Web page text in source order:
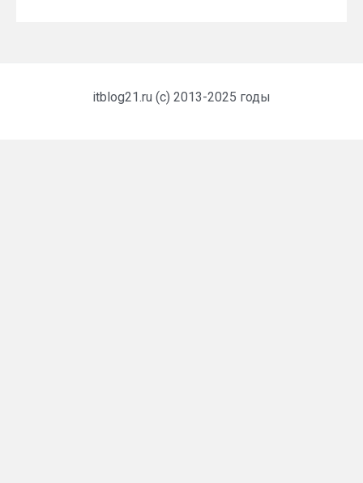
itblog21.ru (c) 2013-2025 годы